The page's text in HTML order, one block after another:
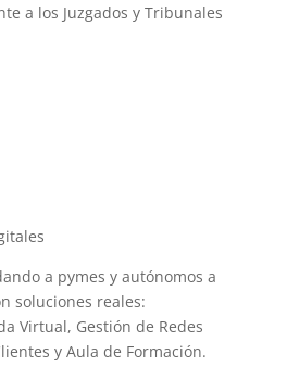
a los Juzgados y Tribunales
a pymes y autónomos a
soluciones reales:
Virtual, Gestión de Redes
y Aula de Formación.